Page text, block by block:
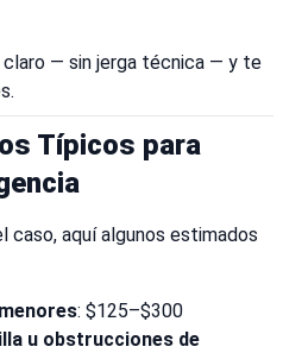
claro — sin jerga técnica — y te
Típicos para
caso, aquí algunos estimados
: $125–$300
u obstrucciones de